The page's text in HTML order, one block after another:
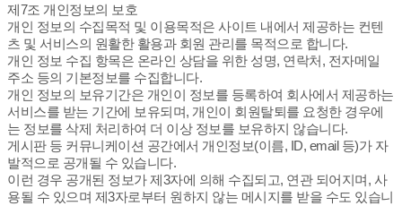
제7조 개인정보의 보호
개인 정보의 수집목적 및 이용목적은 사이트 내에서 제공하는 컨텐
츠 및 서비스의 원활한 활용과 회원 관리를 목적으로 합니다.
개인 정보 수집 항목은 온라인 상담을 위한 성명, 연락처, 전자메일
주소 등의 기본정보를 수집합니다.
개인 정보의 보유기간은 개인이 정보를 등록하여 회사에서 제공하는
서비스를 받는 기간에 보유되며, 개인이 회원탈퇴를 요청한 경우에
는 정보를 삭제 처리하여 더 이상 정보를 보유하지 않습니다.
게시판 등 커뮤니케이션 공간에서 개인정보(이름, ID, email 등)가 자
발적으로 공개될 수 있습니다.
이런 경우 공개된 정보가 제3자에 의해 수집되고, 연관 되어지며, 사
용될 수 있으며 제3자로부터 원하지 않는 메시지를 받을 수도 있습니